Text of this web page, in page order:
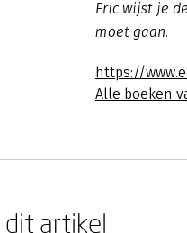
Eric wijst je
moet gaan.
https://
Alle boeken
dit artikel